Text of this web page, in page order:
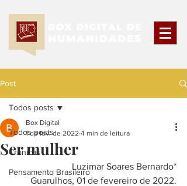
Post
Todos posts
Crônicas
Pensamento Brasileiro
Todos posts
Ser mulher
Box Digital
1 de fev. de 2022 4 min de leitura
	Luzimar Soares Bernardo*
Guarulhos, 01 de fevereiro de 2022.